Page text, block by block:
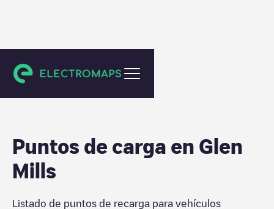
Delaware County
Puntos de carga en Glen
Mills
Listado de puntos de recarga para vehículos